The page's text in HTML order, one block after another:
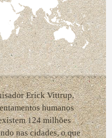
Erick Vittrup,
humanos
124 milhões
nas cidades, o que